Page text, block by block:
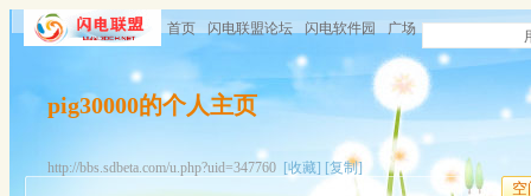
首页 闪电联盟论坛 闪电软件园 广场
pig30000的个人主页
http://bbs.sdbeta.com/u.php?uid=347760 [收藏] [复制]
空